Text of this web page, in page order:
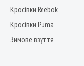
Кросівки Reebok
Кросівки Puma
Зимове взуття